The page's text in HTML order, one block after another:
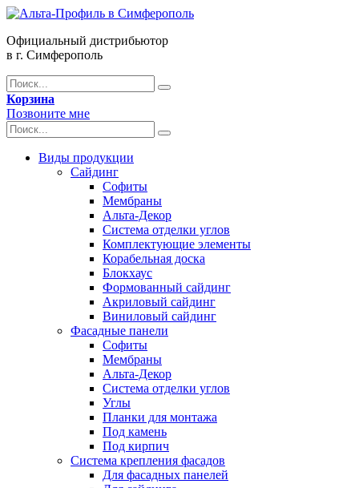
Официальный дистрибьютор
в г. Симферополь
Корзина
Позвоните мне
Виды продукции
Сайдинг
Софиты
Мембраны
Альта-Декор
Система отделки углов
Комплектующие элементы
Корабельная доска
Блокхаус
Формованный сайдинг
Акриловый сайдинг
Виниловый сайдинг
Фасадные панели
Софиты
Мембраны
Альта-Декор
Система отделки углов
Углы
Планки для монтажа
Под камень
Под кирпич
Система крепления фасадов
Для фасадных панелей